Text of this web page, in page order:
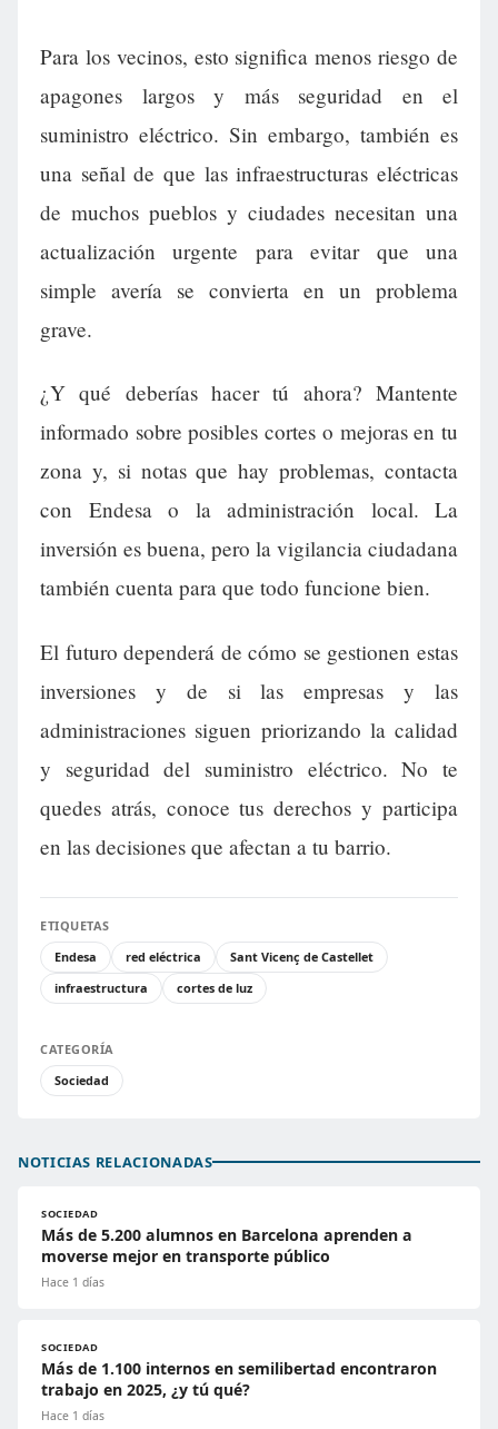
Para los vecinos, esto significa menos riesgo de
apagones largos y más seguridad en el
suministro eléctrico. Sin embargo, también es
una señal de que las infraestructuras eléctricas
de muchos pueblos y ciudades necesitan una
actualización urgente para evitar que una
simple avería se convierta en un problema
grave.
¿Y qué deberías hacer tú ahora? Mantente
informado sobre posibles cortes o mejoras en tu
zona y, si notas que hay problemas, contacta
con Endesa o la administración local. La
inversión es buena, pero la vigilancia ciudadana
también cuenta para que todo funcione bien.
El futuro dependerá de cómo se gestionen estas
inversiones y de si las empresas y las
administraciones siguen priorizando la calidad
y seguridad del suministro eléctrico. No te
quedes atrás, conoce tus derechos y participa
en las decisiones que afectan a tu barrio.
ETIQUETAS
Endesa
red eléctrica
Sant Vicenç de Castellet
infraestructura
cortes de luz
CATEGORÍA
Sociedad
NOTICIAS RELACIONADAS
SOCIEDAD
Más de 5.200 alumnos en Barcelona aprenden a
moverse mejor en transporte público
Hace 1 días
SOCIEDAD
Más de 1.100 internos en semilibertad encontraron
trabajo en 2025, ¿y tú qué?
Hace 1 días